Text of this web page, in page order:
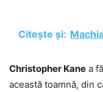
Citește și:
Christopher Kane a
această toamnă, din